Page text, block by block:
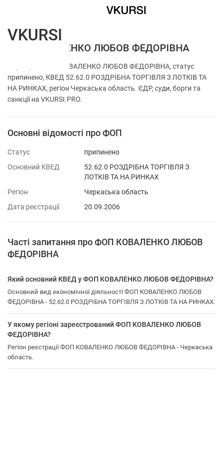
ФОП КОВАЛЕНКО ЛЮБОВ ФЕДОРІВНА
Перевірка ФОП КОВАЛЕНКО ЛЮБОВ ФЕДОРІВНА, статус
припинено, КВЕД 52.62.0 РОЗДРІБНА ТОРГІВЛЯ З ЛОТКІВ ТА
НА РИНКАХ, регіон Черкаська область. ЄДР, суди, борги та
санкції на VKURSI.PRO.
Основні відомості про ФОП
Статус
припинено
Основний КВЕД
52.62.0 РОЗДРІБНА ТОРГІВЛЯ З
ЛОТКІВ ТА НА РИНКАХ
Регіон
Черкаська область
Дата реєстрації
20.09.2006
Часті запитання про ФОП КОВАЛЕНКО ЛЮБОВ
ФЕДОРІВНА
Який основний КВЕД у ФОП КОВАЛЕНКО ЛЮБОВ ФЕДОРІВНА?
Основний вид економічної діяльності ФОП КОВАЛЕНКО ЛЮБОВ
ФЕДОРІВНА - 52.62.0 РОЗДРІБНА ТОРГІВЛЯ З ЛОТКІВ ТА НА РИНКАХ.
У якому регіоні зареєстрований ФОП КОВАЛЕНКО ЛЮБОВ
ФЕДОРІВНА?
Регіон реєстрації ФОП КОВАЛЕНКО ЛЮБОВ ФЕДОРІВНА - Черкаська
область.
VKURSI